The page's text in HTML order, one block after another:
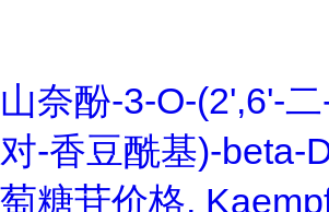
山奈酚-3-O-(2',6'-
对-香豆酰基)-beta-
萄糖苷价格,